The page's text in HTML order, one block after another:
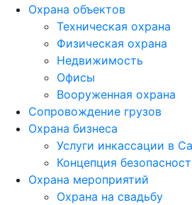
Охрана объектов
Техническая охрана
Физическая охрана
Недвижимость
Офисы
Вооруженная охрана
Сопровождение грузов
Охрана бизнеса
Услуги инкассации в
Концепция
Охрана мероприятий
Охрана на свадьбу